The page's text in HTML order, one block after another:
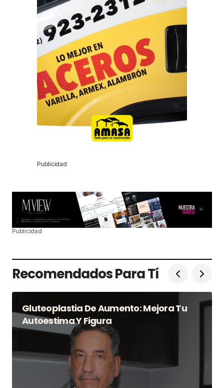
Publicidad
Publicidad
Recomendados Para Tí
Gluteoplastia De Aumento: Mejora Tu
Autoestima Y Figura